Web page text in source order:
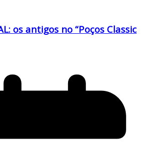
os antigos no “Poços Classic